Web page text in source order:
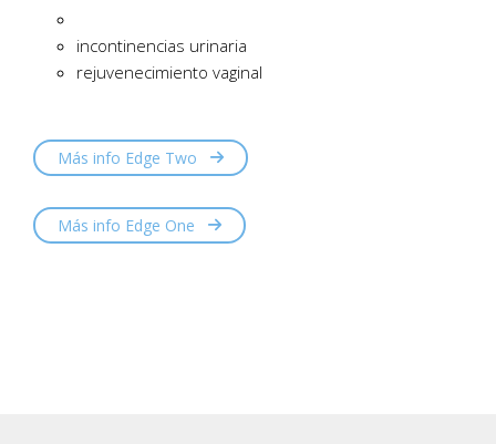
incontinencias urinaria
rejuvenecimiento vaginal
Más info Edge Two 
Más info Edge One 